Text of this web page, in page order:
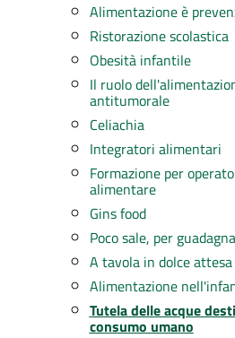
Alimentazione è
Ristorazione scolastica
Obesità infantile
Il ruolo
antitumorale
Celiachia
Integratori alimentari
Formazione per
alimentare
Gins food
Poco sale, per
A tavola in dolce attesa
Alimentazione
Tutela delle acque
consumo umano